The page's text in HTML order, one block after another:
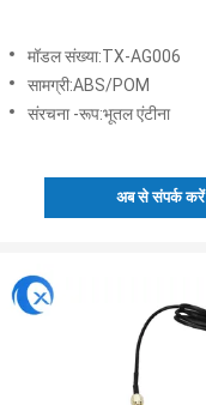
मॉडल संख्या:TX-AG006
सामग्री:ABS/POM
संरचना -रूप:भूतल एंटीना
अब से संपर्क करें